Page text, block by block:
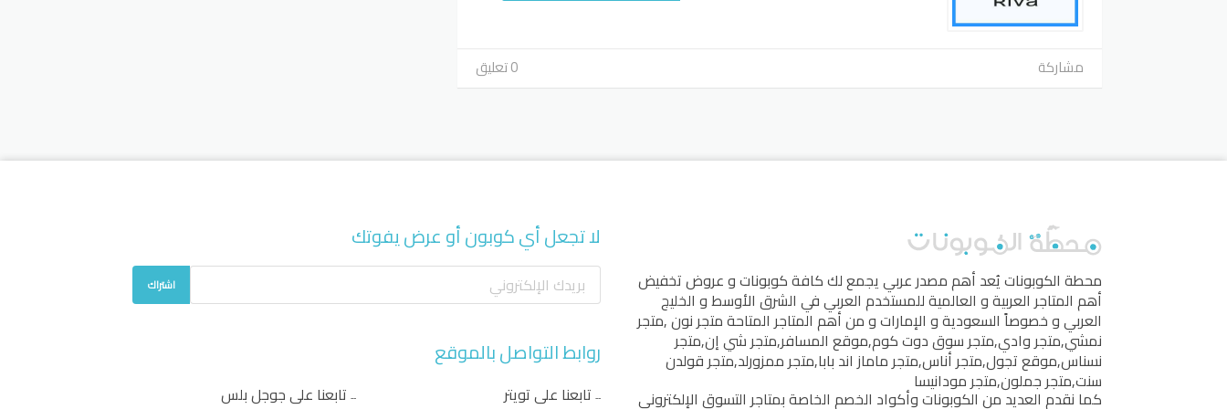
مشاركة 0 تعليق
محطة الكوبوناتيُعد أهم مصدر عربي يجمع لك كافة كوبونات و عروض تخفيض
أهم المتاجر العربية و العالمية للمستخدم العربي في الشرق الأوسط و الخليج
العربي و خصوصاً السعودية و الإمارات و من أهم المتاجر المتاحةمتجر نون,متجر
نمشي,متجر وادي,متجر سوق دوت كوم,موقع المسافر,متجر شي إن,متجر
نسناس,موقع تجول,متجر أناس,متجر ماماز اند بابا,متجر ممزورلد,متجر قولدن
سنت,متجر جملون,متجر مودانيسا
كما نقدم العديد من الكوبونات وأكواد الخصم الخاصة بمتاجر التسوق الإلكتروني
لا تجعل أي كوبون أو عرض يفوتك
اشتراك
روابط التواصل بالموقع
تابعنا على تويتر تابعنا على جوجل بلس